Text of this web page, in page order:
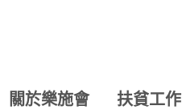
關於樂施會 扶貧工作